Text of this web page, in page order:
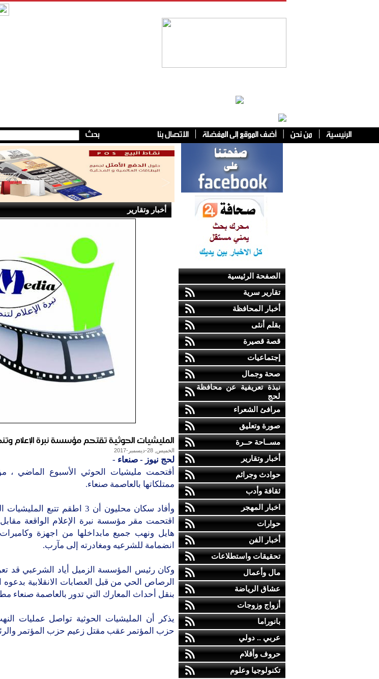
الصفحة الرئيسية
تقارير سرية
أخبار المحافظة
بقلم أنثى
قصة قصيرة
إجتماعيات
صحة وجمال
نبذة تعريفية عن محافظة
لحج
مرافئ الشعراء
صورة وتعليق
مســاحة حــرة
أخبار وتقارير
حوادث وجرائم
ثقافة وأدب
اخبار المهجر
حوارات
أخبار الفن
تحقيقات واستطلاعات
مال وأعمال
عشاق الرياضة
أزواج وزوجات
بانوراما
عربي .. دولي
حروف وأقلام
تكنولوجيا وعلوم
أخبار وتقارير
المليشيات الحوثية تقتحم مؤسسة نبرة الإعلام
الخميس, 28-ديسمبر-2017
لحج نيوز - صنعاء -
أقتحمت مليشيات الحوثي الأسبوع الماضي ،
ممتلكاتها بالعاصمة صنعاء.
وأفاد سكان محليون أن 3 اطقم
اقتحمت مقر مؤسسة نبرة الإعلام الواقعة
هايل ونهب جميع مابداخلها من اجهزة
انضمامة للشرعيه ومغادرته إلى مآرب.
الرصاص الحي من قبل العصابات الانقلابية بدعوه
بنقل أحداث المعارك التي تدور بالعاصمة صنعاء
يذكر أن المليشيات الحوثية تواصل عمليات
حزب المؤتمر عقب مقتل زعيم حزب المؤتمر